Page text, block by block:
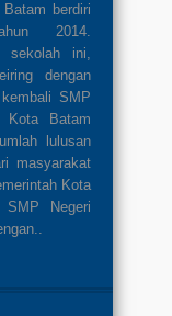
berdiri
2014.
sekolah ini,
dengan
SMP
Kota Batam
lulusan
masyarakat
Kota
SMP Negeri